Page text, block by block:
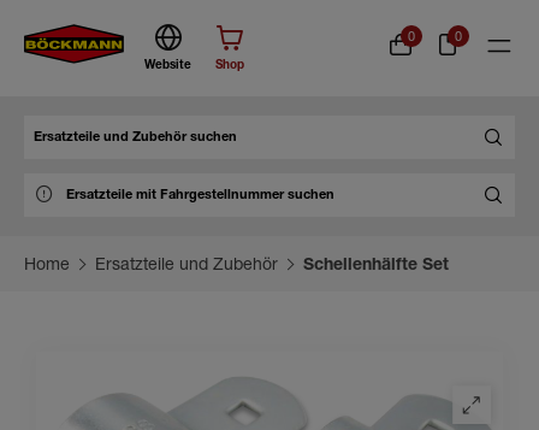
Website Shop
0 0
Home Ersatzteile und Zubehör Schellenhälfte Set